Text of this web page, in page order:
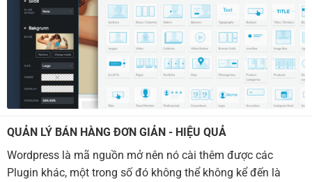
QUẢN LÝ BÁN HÀNG ĐƠN GIẢN - HIỆU QUẢ
Wordpress là mã nguồn mở nên nó cài thêm được các
Plugin khác, một trong số đó không thể không kể đến là